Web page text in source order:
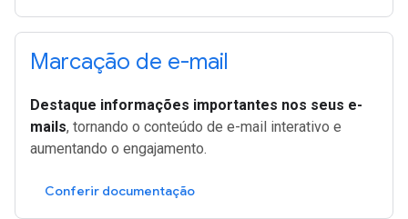
Marcação de e-mail
Destaque informações importantes nos seus e-
mails, tornando o conteúdo de e-mail interativo e
aumentando o engajamento.
Conferir documentação